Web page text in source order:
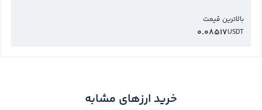
بالاترین قیمت
USDT
0.08517
خرید ارزهای مشابه